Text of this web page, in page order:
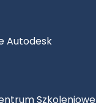
Autodesk
Szkoleniowe